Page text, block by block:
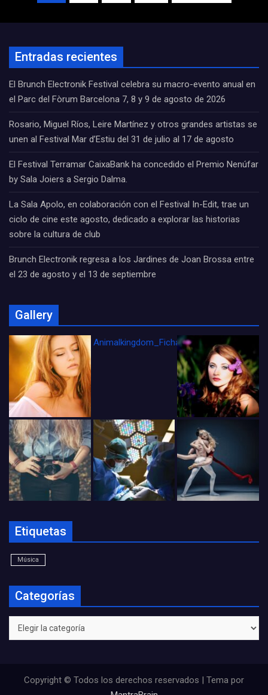
entradas
Entradas recientes
El Brunch Electronik Festival celebra su macro-evento anual en
el Parc del Fòrum Barcelona 7, 8 y 9 de agosto de 2026
Rosario, Miguel Ríos, Leire Martínez y otros grandes artistas se
unen al Festival Mar d’Estiu del 31 de julio al 17 de agosto
El Festival Terramar CaixaBank ha concedido el Premio Nenúfar
by Sala Joiers a Sergio Dalma.
La Sala Apolo, en colaboración con el Festival In-Edit, trae un
ciclo de cine este agosto, dedicado a explorar las historias
sobre la cultura de club
Brunch Electronik regresa a los Jardines de Joan Brossa entre
el 23 de agosto y el 13 de septiembre
Gallery
Animalkingdom_FichaCine
Etiquetas
Música
Categorías
Categorías
Copyright © Todos los derechos reservados | Tema por